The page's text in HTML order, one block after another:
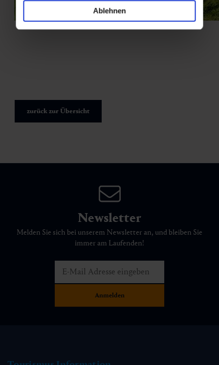
Ablehnen
zurück zur Übersicht
Newsletter
Melden Sie sich bei unserem Newsletter an, und bleiben Sie
immer am Laufenden!